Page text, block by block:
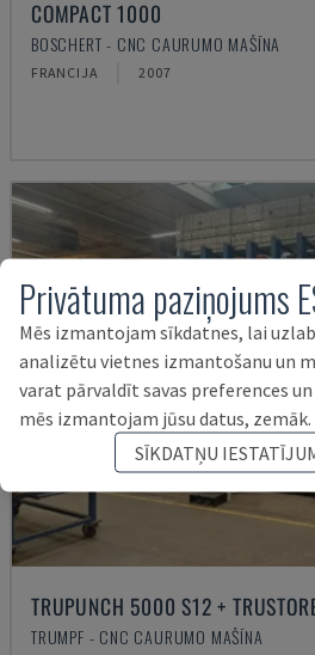
COMPACT 1000
BOSCHERT - CNC CAURUMO MAŠĪNA
FRANCIJA 2007
TRUPUNCH 5000 S12 +
TRUMPF - CNC CAURUMO MAŠĪNA
Privātuma paziņojums
Mēs izmantojam sīkdatnes, lai
analizētu vietnes izmantošanu un
varat pārvaldīt savas preferences
mēs izmantojam jūsu datus, zemāk.
SĪKDATŅU